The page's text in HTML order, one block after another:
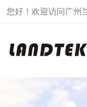
您好！欢迎访问广州